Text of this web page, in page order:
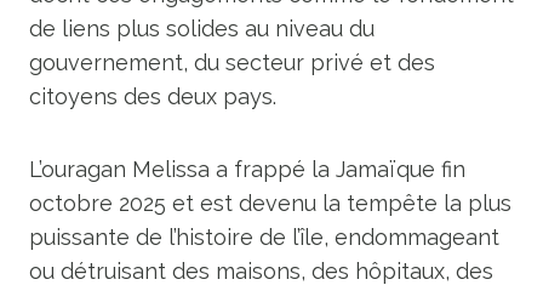
de liens plus solides au niveau du
gouvernement, du secteur privé et des
citoyens des deux pays.
L’ouragan Melissa a frappé la Jamaïque fin
octobre 2025 et est devenu la tempête la plus
puissante de l’histoire de l’île, endommageant
ou détruisant des maisons, des hôpitaux, des